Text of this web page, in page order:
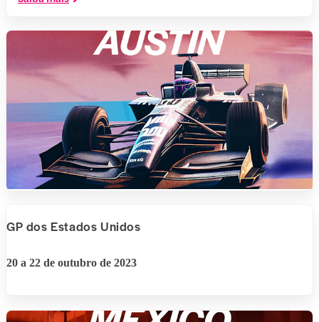
GP dos Estados Unidos
20 a 22 de outubro de 2023